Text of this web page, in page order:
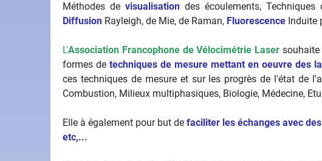
Méthodes de visualisation des écoulements, Techniques
Diffusion Rayleigh, de Mie, de Raman, Fluorescence Induite
L'Association Francophone de Vélocimétrie Laser
formes de techniques de mesure mettant en oeuvre des
ces techniques de mesure et sur les progrès de l'état de
Combustion, Milieux multiphasiques, Biologie, Médecine,
Elle à également pour but de faciliter les échanges avec
etc,...